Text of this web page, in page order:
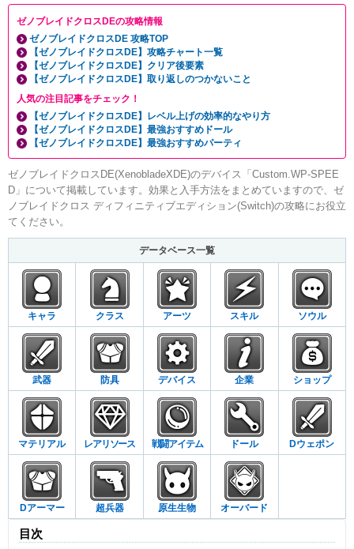
ゼノブレイドクロスDEの攻略情報
ゼノブレイドクロスDE 攻略TOP
【ゼノブレイドクロスDE】攻略チャート一覧
【ゼノブレイドクロスDE】クリア後要素
【ゼノブレイドクロスDE】取り返しのつかないこと
人気の注目記事をチェック！
【ゼノブレイドクロスDE】レベル上げの効率的なやり方
【ゼノブレイドクロスDE】最強おすすめドール
【ゼノブレイドクロスDE】最強おすすめパーティ
ゼノブレイドクロスDE(XenobladeXDE)のデバイス「Custom.WP-SPEE
D」について掲載しています。効果と入手方法をまとめていますので、ゼ
ノブレイドクロス ディフィニティブエディション(Switch)の攻略にお役立
てください。
データベース一覧
キャラ クラス アーツ スキル ソウル
武器 防具 デバイス 企業 ショップ
マテリアル レアリソース 戦闘アイテム ドール Dウェポン
Dアーマー 超兵器 原生生物 オーバード
目次